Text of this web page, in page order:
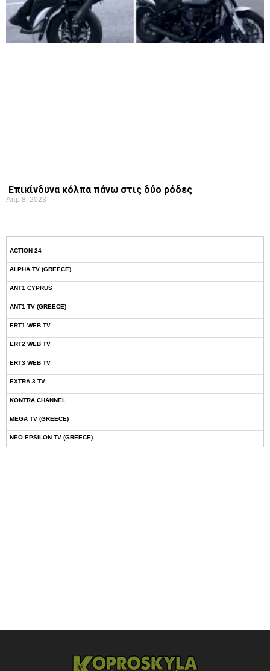
Επικίνδυνα κόλπα πάνω στις δύο ρόδες
Απρ 8, 2023
ACTION 24
ALPHA TV (GREECE)
ANT1 CYPRUS
ANT1 TV (GREECE)
ERT1 WEB TV
ERT2 WEB TV
ERT3 WEB TV
EXTRA 3 TV
KONTRA CHANNEL
MEGA TV (GREECE)
NEO EPSILON TV (GREECE)